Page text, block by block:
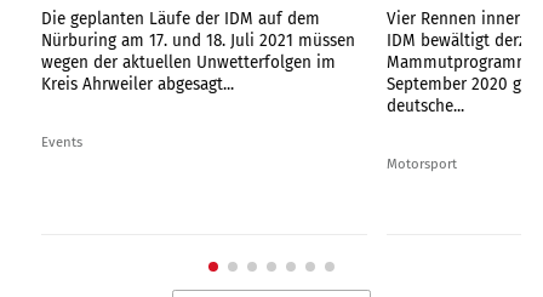
Die geplanten Läufe der IDM auf dem
Nürburing am 17. und 18. Juli 2021 müssen
wegen der aktuellen Unwetterfolgen im
Kreis Ahrweiler abgesagt...
Events
Vier Rennen
IDM bewältigt
Mammutprogramm.
September 2020
deutsche...
Motorsport